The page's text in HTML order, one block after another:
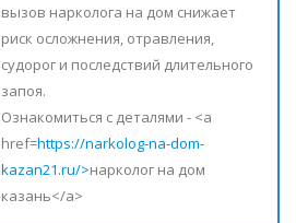
вызов нарколога на дом снижает
риск осложнения, отравления,
судорог и последствий длительного
запоя.
Ознакомиться с деталями - <a
href=https://narkolog-na-dom-
kazan21.ru/>нарколог на дом
казань</a>